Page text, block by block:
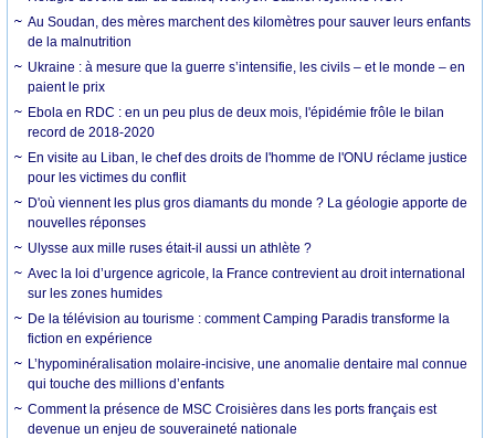
Au Soudan, des mères marchent des kilomètres pour sauver leurs enfants
de la malnutrition
Ukraine : à mesure que la guerre s’intensifie, les civils – et le monde – en
paient le prix
Ebola en RDC : en un peu plus de deux mois, l'épidémie frôle le bilan
record de 2018-2020
En visite au Liban, le chef des droits de l'homme de l'ONU réclame justice
pour les victimes du conflit
D'où viennent les plus gros diamants du monde ? La géologie apporte de
nouvelles réponses
Ulysse aux mille ruses était-il aussi un athlète ?
Avec la loi d’urgence agricole, la France contrevient au droit international
sur les zones humides
De la télévision au tourisme : comment Camping Paradis transforme la
fiction en expérience
L’hypominéralisation molaire-incisive, une anomalie dentaire mal connue
qui touche des millions d’enfants
Comment la présence de MSC Croisières dans les ports français est
devenue un enjeu de souveraineté nationale